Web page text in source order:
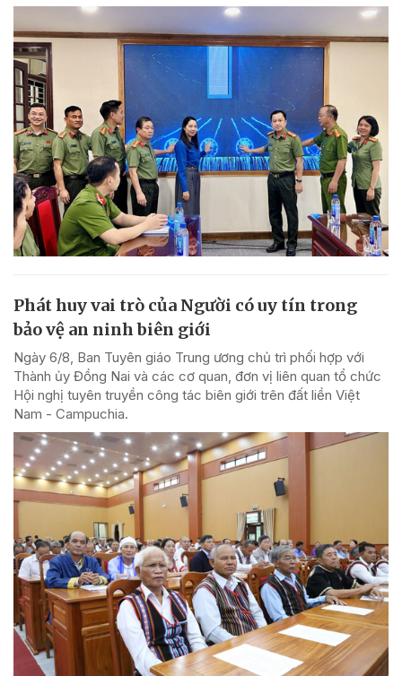
Phát huy vai trò của Người có uy tín trong
bảo vệ an ninh biên giới
Ngày 6/8, Ban Tuyên giáo Trung ương chủ trì phối hợp với
Thành ủy Đồng Nai và các cơ quan, đơn vị liên quan tổ chức
Hội nghị tuyên truyền công tác biên giới trên đất liền Việt
Nam - Campuchia.